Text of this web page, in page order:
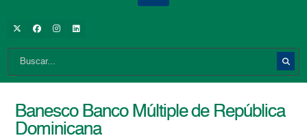
Banesco Banco Múltiple de República
Dominicana